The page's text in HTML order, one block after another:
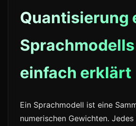
Quantisierung
Sprachmodells
einfach erklärt
Ein Sprachmodell ist eine
numerischen Gewichten.